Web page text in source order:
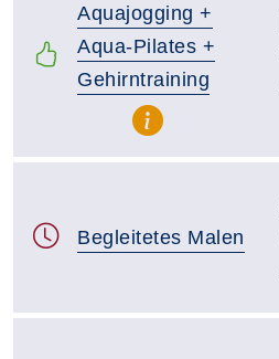
Aquajogging +
Aqua-Pilates +
Gehirntraining
Begleitetes Malen